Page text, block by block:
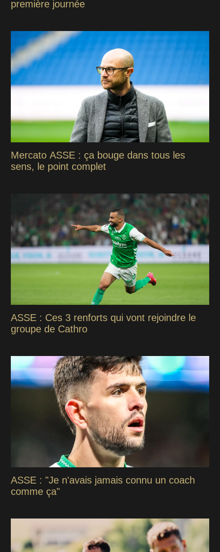
première journée
Mercato ASSE : ça bouge dans tous les
sens, le point complet
ASSE : Ces 3 renforts qui vont rejoindre le
groupe de Cathro
ASSE : "Je n'avais jamais connu un coach
comme ça"